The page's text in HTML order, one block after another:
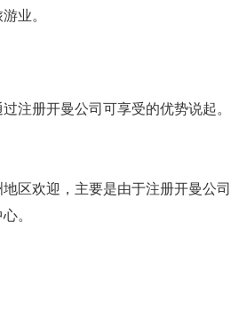
业。
注册开曼公司可享受的优势说起
区欢迎，主要是由于注册开曼公
。